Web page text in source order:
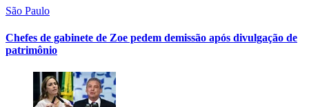
São Paulo
Chefes de gabinete de Zoe pedem demissão após divulgação de
patrimônio